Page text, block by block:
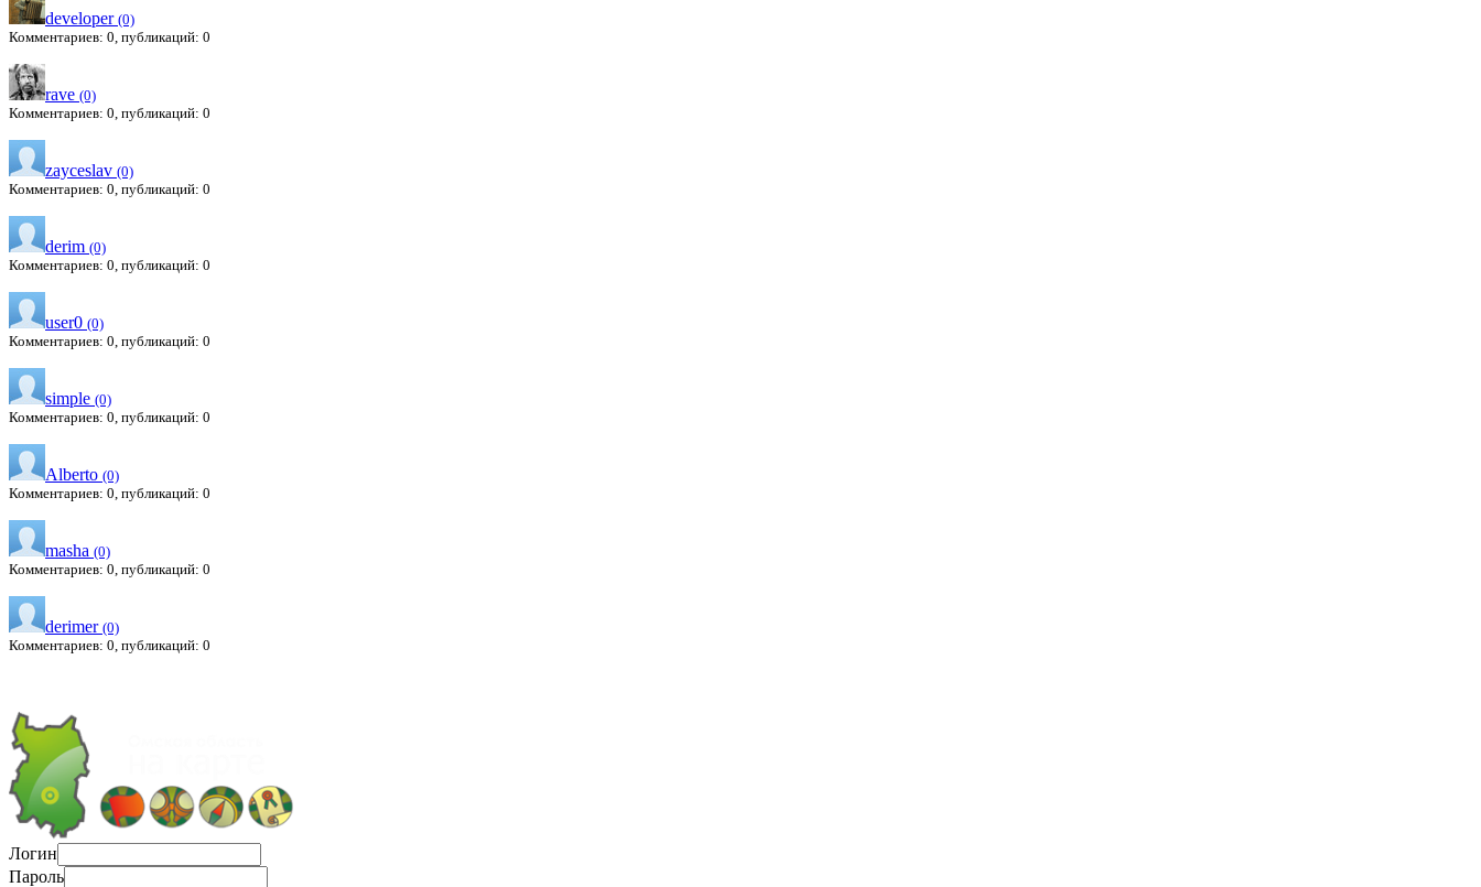
developer (0)
Комментариев: 0, публикаций: 0
rave (0)
Комментариев: 0, публикаций: 0
zayceslav (0)
Комментариев: 0, публикаций: 0
derim (0)
Комментариев: 0, публикаций: 0
user0 (0)
Комментариев: 0, публикаций: 0
simple (0)
Комментариев: 0, публикаций: 0
Alberto (0)
Комментариев: 0, публикаций: 0
masha (0)
Комментариев: 0, публикаций: 0
derimer (0)
Комментариев: 0, публикаций: 0
Логин
Пароль